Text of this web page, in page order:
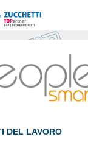
DEL LAVORO